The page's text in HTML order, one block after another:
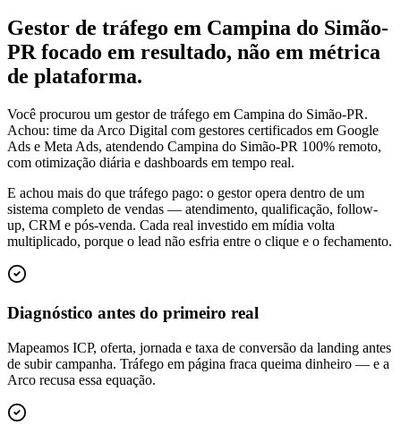
Gestor de tráfego em Campina do Simão-
PR focado em resultado, não em métrica
de plataforma.
Você procurou um gestor de tráfego em Campina do Simão-PR.
Achou: time da Arco Digital com gestores certificados em Google
Ads e Meta Ads, atendendo Campina do Simão-PR 100% remoto,
com otimização diária e dashboards em tempo real.
E achou mais do que tráfego pago: o gestor opera dentro de um
sistema completo de vendas — atendimento, qualificação, follow-
up, CRM e pós-venda. Cada real investido em mídia volta
multiplicado, porque o lead não esfria entre o clique e o fechamento.
Diagnóstico antes do primeiro real
Mapeamos ICP, oferta, jornada e taxa de conversão da landing antes
de subir campanha. Tráfego em página fraca queima dinheiro — e a
Arco recusa essa equação.